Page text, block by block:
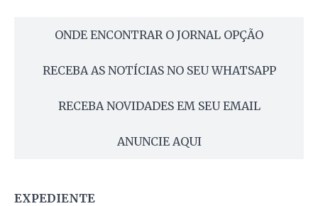
ONDE ENCONTRAR O JORNAL OPÇÃO
RECEBA AS NOTÍCIAS NO SEU WHATSAPP
RECEBA NOVIDADES EM SEU EMAIL
ANUNCIE AQUI
EXPEDIENTE